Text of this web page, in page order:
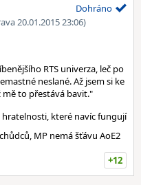
20.01.2015 23:06)
Dohráno
RTS univerza, leč po
neslané. Až jsem si ke
mě to přestává bavit."
které navíc fungují
MP nemá šťávu AoE2
+12